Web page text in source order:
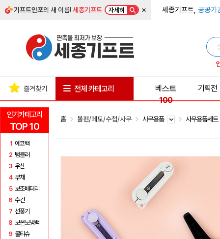
기프트인포의 새 이름!세종기프트 자세히 × 세종기프트, 공공기
인기카테고리
TOP 10
1 에코백
2 텀블러
3 우산
4 부채
5 보조배터리
6 수건
7 선풍기
8 보온보냉백
9 물티슈
즐겨찾기 전체 카테고리
베스트
100
기획전
홈 볼펜/메모/수첩/사무 사무용품 사무용품세